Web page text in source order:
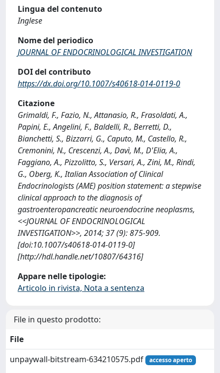
Lingua del contenuto
Inglese
Nome del periodico
JOURNAL OF ENDOCRINOLOGICAL INVESTIGATION
DOI del contributo
https://dx.doi.org/10.1007/s40618-014-0119-0
Citazione
Grimaldi, F., Fazio, N., Attanasio, R., Frasoldati, A.,
Papini, E., Angelini, F., Baldelli, R., Berretti, D.,
Bianchetti, S., Bizzarri, G., Caputo, M., Castello, R.,
Cremonini, N., Crescenzi, A., Davì, M., D'Elia, A.,
Faggiano, A., Pizzolitto, S., Versari, A., Zini, M., Rindi,
G., Oberg, K., Italian Association of Clinical
Endocrinologists (AME) position statement: a stepwise
clinical approach to the diagnosis of
gastroenteropancreatic neuroendocrine neoplasms,
<<JOURNAL OF ENDOCRINOLOGICAL
INVESTIGATION>>, 2014; 37 (9): 875-909.
[doi:10.1007/s40618-014-0119-0]
[http://hdl.handle.net/10807/64316]
Appare nelle tipologie:
Articolo in rivista, Nota a sentenza
File in questo prodotto:
File
unpaywall-bitstream-634210575.pdf
accesso aperto